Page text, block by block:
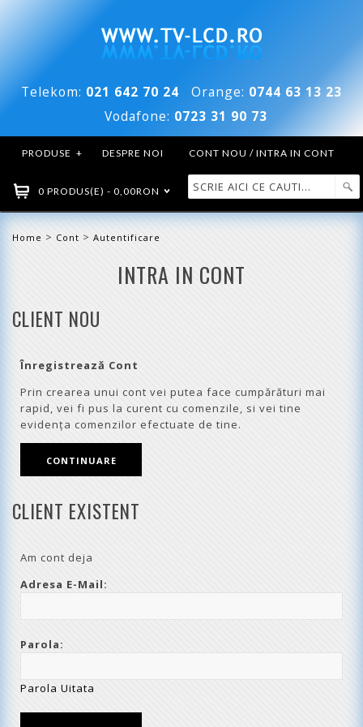
Telekom: 021 642 70 24 Orange: 0744 63 13 23
Vodafone: 0723 31 90 73
PRODUSE + DESPRE NOI CONT NOU / INTRA IN CONT
0 PRODUS(E) - 0,00RON
Home > Cont > Autentificare
INTRA IN CONT
CLIENT NOU
Înregistrează Cont
Prin crearea unui cont vei putea face cumpărături mai
rapid, vei fi pus la curent cu comenzile, si vei tine
evidenţa comenzilor efectuate de tine.
CONTINUARE
CLIENT EXISTENT
Am cont deja
Adresa E-Mail:
Parola:
Parola Uitata